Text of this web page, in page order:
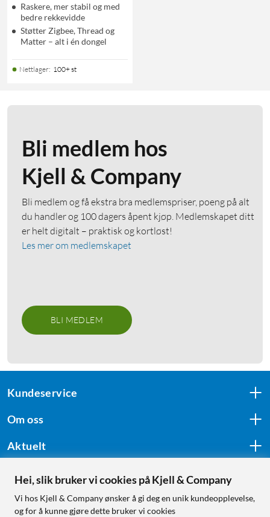
Raskere, mer stabil og med
bedre rekkevidde
Støtter Zigbee, Thread og
Matter – alt i én dongel
Nettlager: 100+ st
Bli medlem hos
Kjell & Company
Bli medlem og få ekstra bra medlemspriser, poeng på alt
du handler og 100 dagers åpent kjøp. Medlemskapet ditt
er helt digitalt – praktisk og kortløst!
Les mer om medlemskapet
BLI MEDLEM
Kundeservice
Om oss
Aktuelt
Følg oss
Hei, slik bruker vi cookies på Kjell & Company
Vi hos Kjell & Company ønsker å gi deg en unik kundeopplevelse,
og for å kunne gjøre dette bruker vi cookies